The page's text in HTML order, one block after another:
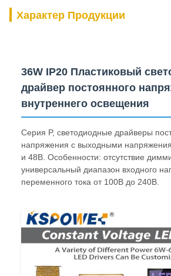
Характер Продукции
36W IP20 Пластиковый
драйвер постоянного
внутреннего освещения
Серия P, светодиодные драйверы
напряжения с выходными
и 48В. Особенности: отсутствие
универсальный диапазон входного
переменного тока от 100В до 240В.